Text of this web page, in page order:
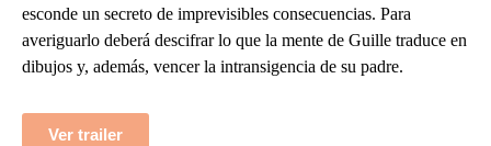
esconde un secreto de imprevisibles consecuencias. Para
averiguarlo deberá descifrar lo que la mente de Guille traduce en
dibujos y, además, vencer la intransigencia de su padre.
Ver trailer